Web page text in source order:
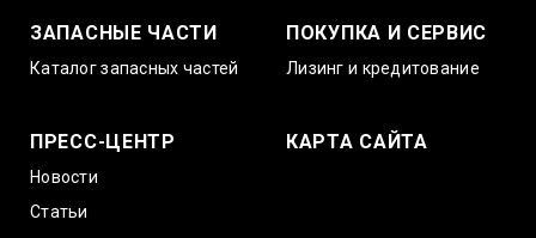
ЗАПАСНЫЕ ЧАСТИ
Каталог запасных частей
ПОКУПКА И СЕРВИС
Лизинг и кредитование
ПРЕСС-ЦЕНТР
Новости
Статьи
КАРТА САЙТА